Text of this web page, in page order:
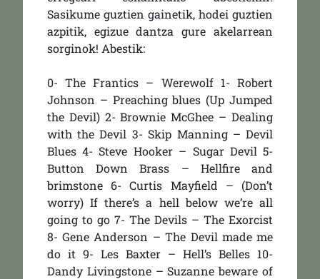
Sasikume guztien gainetik, hodei guztien
azpitik, egizue dantza gure akelarrean
sorginok! Abestik:
0- The Frantics – Werewolf 1- Robert
Johnson – Preaching blues (Up Jumped
the Devil) 2- Brownie McGhee – Dealing
with the Devil 3- Skip Manning – Devil
Blues 4- Steve Hooker – Sugar Devil 5-
Button Down Brass – Hellfire and
brimstone 6- Curtis Mayfield – (Don’t
worry) If there’s a hell below we’re all
going to go 7- The Devils – The Exorcist
8- Gene Anderson – The Devil made me
do it 9- Les Baxter – Hell’s Belles 10-
Dandy Livingstone – Suzanne beware of